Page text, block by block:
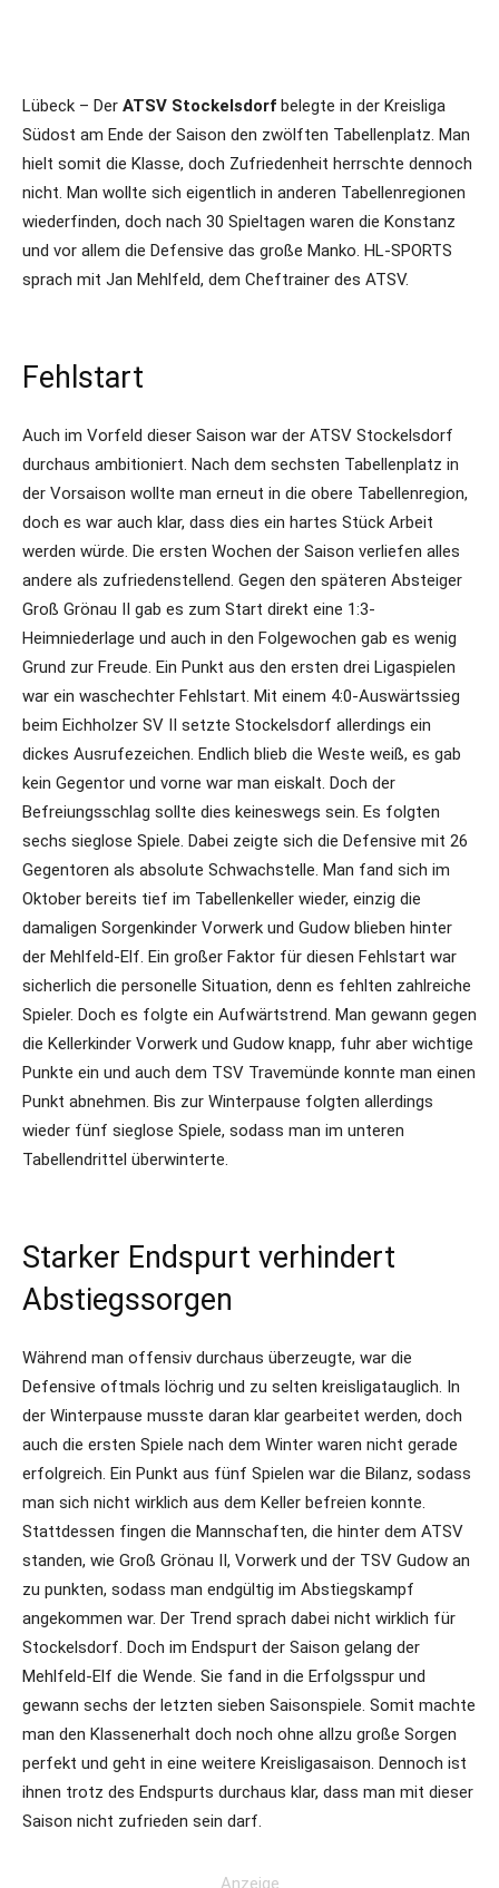
Lübeck – Der ATSV Stockelsdorf belegte in der Kreisliga
Südost am Ende der Saison den zwölften Tabellenplatz. Man
hielt somit die Klasse, doch Zufriedenheit herrschte dennoch
nicht. Man wollte sich eigentlich in anderen Tabellenregionen
wiederfinden, doch nach 30 Spieltagen waren die Konstanz
und vor allem die Defensive das große Manko. HL-SPORTS
sprach mit Jan Mehlfeld, dem Cheftrainer des ATSV.
Fehlstart
Auch im Vorfeld dieser Saison war der ATSV Stockelsdorf
durchaus ambitioniert. Nach dem sechsten Tabellenplatz in
der Vorsaison wollte man erneut in die obere Tabellenregion,
doch es war auch klar, dass dies ein hartes Stück Arbeit
werden würde. Die ersten Wochen der Saison verliefen alles
andere als zufriedenstellend. Gegen den späteren Absteiger
Groß Grönau II gab es zum Start direkt eine 1:3-
Heimniederlage und auch in den Folgewochen gab es wenig
Grund zur Freude. Ein Punkt aus den ersten drei Ligaspielen
war ein waschechter Fehlstart. Mit einem 4:0-Auswärtssieg
beim Eichholzer SV II setzte Stockelsdorf allerdings ein
dickes Ausrufezeichen. Endlich blieb die Weste weiß, es gab
kein Gegentor und vorne war man eiskalt. Doch der
Befreiungsschlag sollte dies keineswegs sein. Es folgten
sechs sieglose Spiele. Dabei zeigte sich die Defensive mit 26
Gegentoren als absolute Schwachstelle. Man fand sich im
Oktober bereits tief im Tabellenkeller wieder, einzig die
damaligen Sorgenkinder Vorwerk und Gudow blieben hinter
der Mehlfeld-Elf. Ein großer Faktor für diesen Fehlstart war
sicherlich die personelle Situation, denn es fehlten zahlreiche
Spieler. Doch es folgte ein Aufwärtstrend. Man gewann gegen
die Kellerkinder Vorwerk und Gudow knapp, fuhr aber wichtige
Punkte ein und auch dem TSV Travemünde konnte man einen
Punkt abnehmen. Bis zur Winterpause folgten allerdings
wieder fünf sieglose Spiele, sodass man im unteren
Tabellendrittel überwinterte.
Starker Endspurt verhindert
Abstiegssorgen
Während man offensiv durchaus überzeugte, war die
Defensive oftmals löchrig und zu selten kreisligatauglich. In
der Winterpause musste daran klar gearbeitet werden, doch
auch die ersten Spiele nach dem Winter waren nicht gerade
erfolgreich. Ein Punkt aus fünf Spielen war die Bilanz, sodass
man sich nicht wirklich aus dem Keller befreien konnte.
Stattdessen fingen die Mannschaften, die hinter dem ATSV
standen, wie Groß Grönau II, Vorwerk und der TSV Gudow an
zu punkten, sodass man endgültig im Abstiegskampf
angekommen war. Der Trend sprach dabei nicht wirklich für
Stockelsdorf. Doch im Endspurt der Saison gelang der
Mehlfeld-Elf die Wende. Sie fand in die Erfolgsspur und
gewann sechs der letzten sieben Saisonspiele. Somit machte
man den Klassenerhalt doch noch ohne allzu große Sorgen
perfekt und geht in eine weitere Kreisligasaison. Dennoch ist
ihnen trotz des Endspurts durchaus klar, dass man mit dieser
Saison nicht zufrieden sein darf.
Anzeige